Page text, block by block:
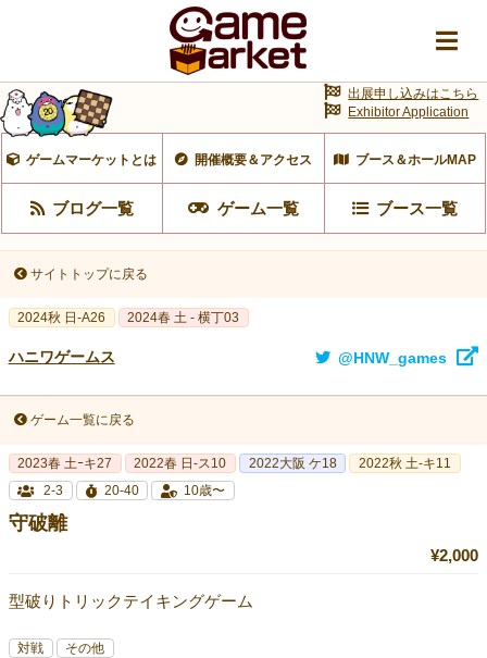
ゲームマーケットとは 開催概要＆アクセス ブース＆ホールMAP
ブログ一覧 ゲーム一覧 ブース一覧
出展申し込みはこちら
Exhibitor Application
サイトトップに戻る
2024秋 日-A26 2024春 土 - 横丁03
ハニワゲームス @HNW_games
ゲーム一覧に戻る
2023春 土ｰキ27 2022春 日-ス10 2022大阪 ケ18
2022秋 土-キ11
2-3
20-40 10歳〜
守破離
¥2,000
型破りトリックテイキングゲーム
対戦 その他